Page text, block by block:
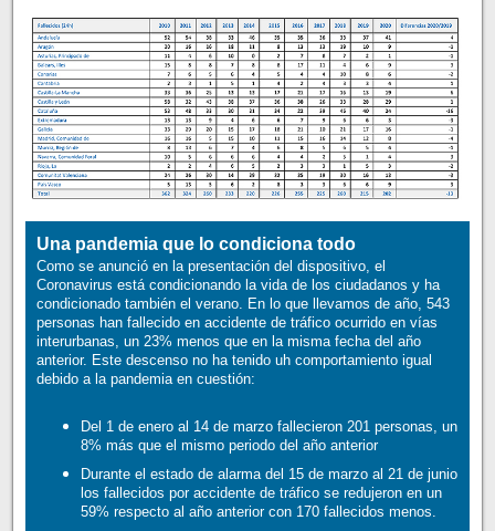
Una pandemia que lo condiciona todo
Como se anunció en la presentación del dispositivo, el
Coronavirus está condicionando la vida de los ciudadanos y ha
condicionado también el verano. En lo que llevamos de año, 543
personas han fallecido en accidente de tráfico ocurrido en vías
interurbanas, un 23% menos que en la misma fecha del año
anterior. Este descenso no ha tenido uh comportamiento igual
debido a la pandemia en cuestión:
Del 1 de enero al 14 de marzo fallecieron 201 personas, un
8% más que el mismo periodo del año anterior
Durante el estado de alarma del 15 de marzo al 21 de junio
los fallecidos por accidente de tráfico se redujeron en un
59% respecto al año anterior con 170 fallecidos menos.